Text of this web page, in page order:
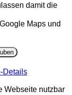
damit die
Maps und
Details
Webseite nutzbar